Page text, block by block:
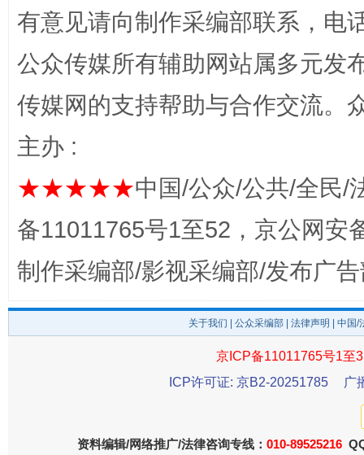
东山县通报“牛蛙产品抗生素超标问题” 法
有意见请向制作采编部联系，电
公众传媒所有辅助网站属多元发
传媒网的支持帮助与合作交流。
主办 :
★★★★★中国/公众/公共/全民/
备11011765号1至52，京公网安
制作采编部/影视采编部/发布广
关于我们 公众采编部 法律声明 | 中国
京ICP备11011765号1至
ICP许可证: 京B2-20251785
广
资料编辑/网络推广/法律咨询专线： 010-89525216